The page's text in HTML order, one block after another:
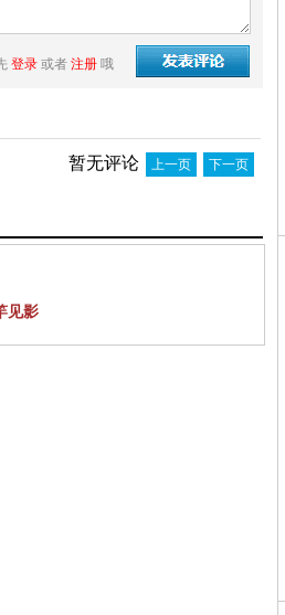
登录 或者 注册 哦
暂无评论 上一页 下一页
见影